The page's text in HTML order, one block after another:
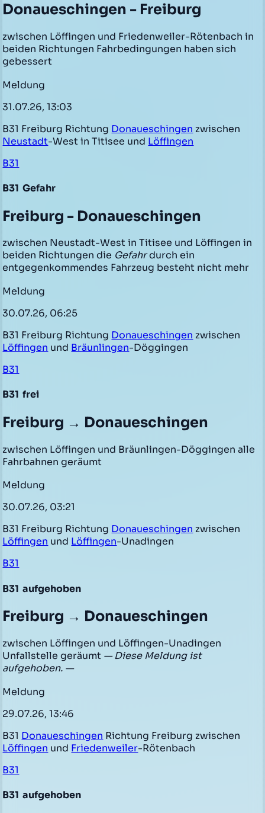
Donaueschingen - Freiburg
zwischen Löffingen und Friedenweiler-Rötenbach in
beiden Richtungen Fahrbedingungen haben sich
gebessert
Meldung
31.07.26, 13:03
B31 Freiburg Richtung Donaueschingen zwischen
Neustadt-West in Titisee und Löffingen
B31
B31 Gefahr
Freiburg - Donaueschingen
zwischen Neustadt-West in Titisee und Löffingen in
beiden Richtungen die Gefahrdurch ein
entgegenkommendes Fahrzeug besteht nicht mehr
Meldung
30.07.26, 06:25
B31 Freiburg Richtung Donaueschingen zwischen
Löffingen und Bräunlingen-Döggingen
B31
B31 frei
Freiburg → Donaueschingen
zwischen Löffingen und Bräunlingen-Döggingen alle
Fahrbahnen geräumt
Meldung
30.07.26, 03:21
B31 Freiburg Richtung Donaueschingen zwischen
Löffingen und Löffingen-Unadingen
B31
B31 aufgehoben
Freiburg → Donaueschingen
zwischen Löffingen und Löffingen-Unadingen
Unfallstelle geräumt — Diese Meldung ist
aufgehoben. —
Meldung
29.07.26, 13:46
B31 Donaueschingen Richtung Freiburg zwischen
Löffingen und Friedenweiler-Rötenbach
B31
B31 aufgehoben